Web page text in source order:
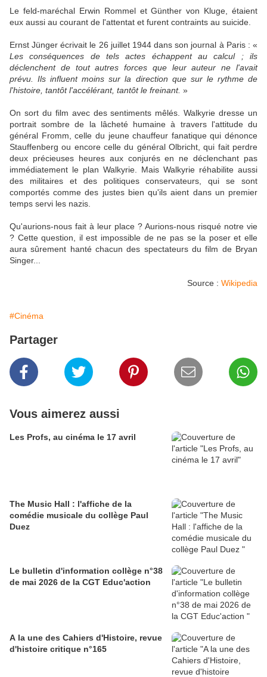
Le feld-maréchal Erwin Rommel et Günther von Kluge, étaient
eux aussi au courant de l'attentat et furent contraints au suicide.
Ernst Jünger écrivait le 26 juillet 1944 dans son journal à Paris : «
Les conséquences de tels actes échappent au calcul ; ils
déclenchent de tout autres forces que leur auteur ne l'avait
prévu. Ils influent moins sur la direction que sur le rythme de
l'histoire, tantôt l'accélérant, tantôt le freinant. »
On sort du film avec des sentiments mêlés. Walkyrie dresse un
portrait sombre de la lâcheté humaine à travers l'attitude du
général Fromm, celle du jeune chauffeur fanatique qui dénonce
Stauffenberg ou encore celle du général Olbricht, qui fait perdre
deux précieuses heures aux conjurés en ne déclenchant pas
immédiatement le plan Walkyrie. Mais Walkyrie réhabilite aussi
des militaires et des politiques conservateurs, qui se sont
comportés comme des justes bien qu'ils aient dans un premier
temps servi les nazis.
Qu'aurions-nous fait à leur place ? Aurions-nous risqué notre vie
? Cette question, il est impossible de ne pas se la poser et elle
aura sûrement hanté chacun des spectateurs du film de Bryan
Singer...
Source : Wikipedia
#Cinéma
Partager
Vous aimerez aussi
Les Profs, au cinéma le 17 avril
The Music Hall : l'affiche de la
comédie musicale du collège Paul
Duez
Le bulletin d'information collège n°38
de mai 2026 de la CGT Educ'action
A la une des Cahiers d'Histoire, revue
d'histoire critique n°165